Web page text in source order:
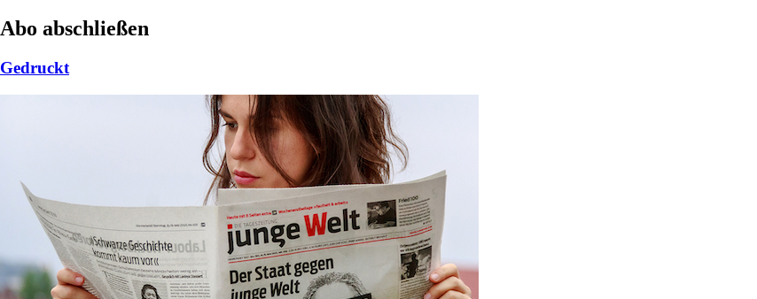
Abo abschließen
Gedruckt